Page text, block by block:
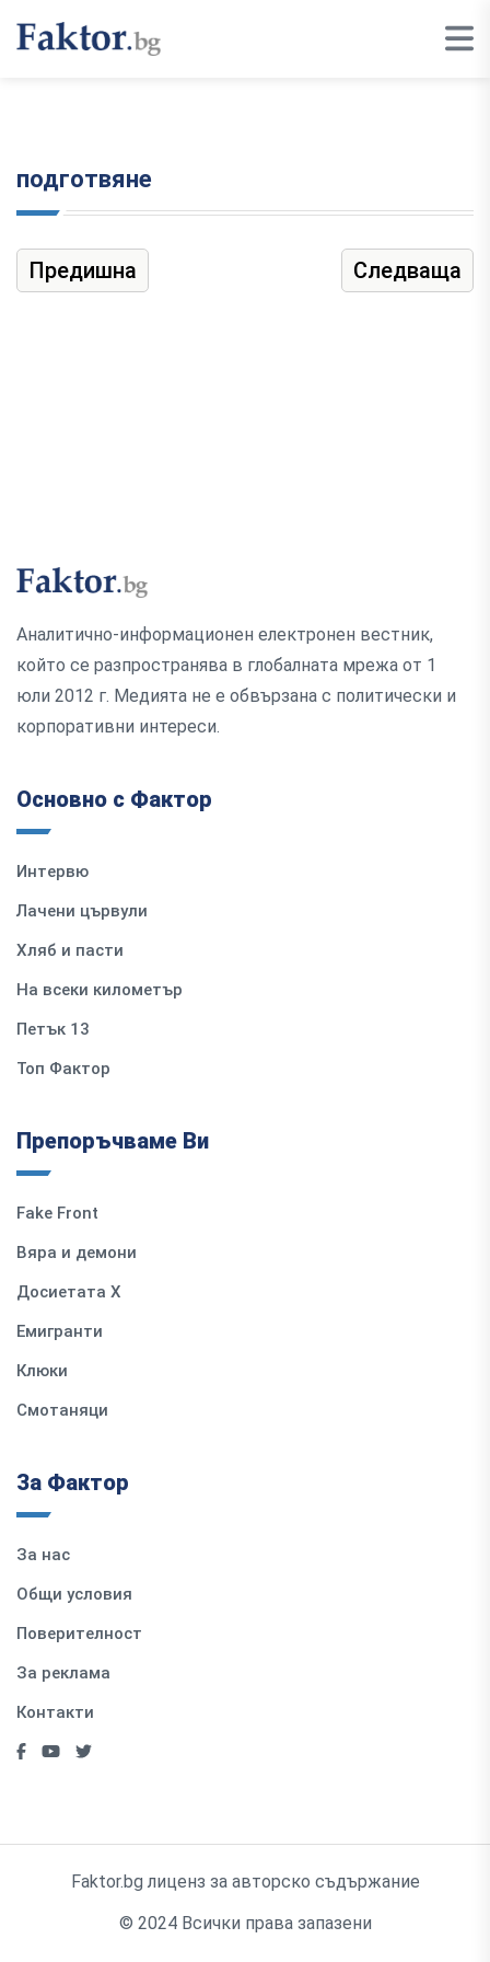
подготвяне
Предишна Следваща
Аналитично-информационен електронен вестник,
който се разпространява в глобалната мрежа от 1
юли 2012 г. Медията не е обвързана с политически и
корпоративни интереси.
Основно с Фактор
Интервю
Лачени цървули
Хляб и пасти
На всеки километър
Петък 13
Топ Фактор
Препоръчваме Ви
Fake Front
Вяра и демони
Досиетата Х
Емигранти
Клюки
Смотаняци
За Фактор
За нас
Общи условия
Поверителност
За реклама
Контакти
Faktor.bg лиценз за авторско съдържание
© 2024 Всички права запазени